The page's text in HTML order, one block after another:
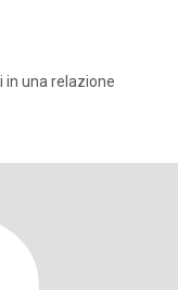
una relazione